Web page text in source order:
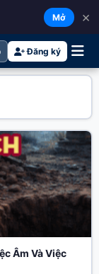
Mở ×
Đăng ký
Âm Và Việc